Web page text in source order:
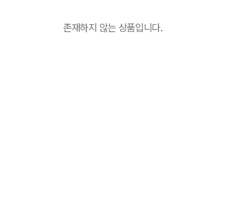
존재하지 않는 상품입니다.